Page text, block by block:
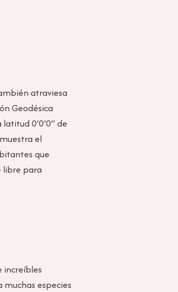
atraviesa
Geodésica
0’0’0’’ de
el
que
libre para
increíbles
muchas especies